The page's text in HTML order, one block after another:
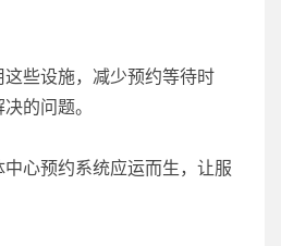
些设施，减少预约等待时
的问题。
心预约系统应运而生，让服